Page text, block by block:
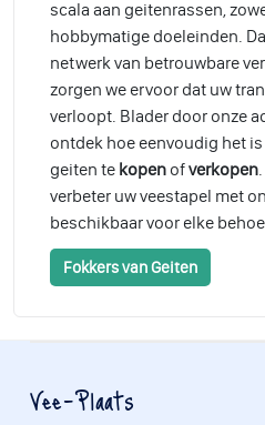
scala aan geitenrassen,
hobbymatige doeleinden.
netwerk van betrouwbare
zorgen we ervoor dat uw
verloopt. Blader door onze
ontdek hoe eenvoudig het
geiten te kopen ofverkopen
verbeter uw veestapel met
beschikbaar voor elke
Fokkers van Geiten
Vee-Plaats